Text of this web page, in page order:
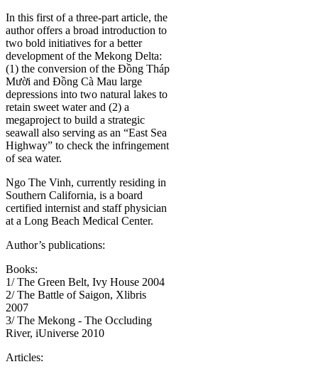
In this first of a three-part article, the
author offers a broad introduction to
two bold initiatives for a better
development of the Mekong Delta:
(1) the conversion of the Đồng Tháp
Mười and Đồng Cà Mau large
depressions into two natural lakes to
retain sweet water and (2) a
megaproject to build a strategic
seawall also serving as an “East Sea
Highway” to check the infringement
of sea water.
Ngo The Vinh, currently residing in
Southern California, is a board
certified internist and staff physician
at a Long Beach Medical Center.
Author’s publications:
Books:
1/ The Green Belt, Ivy House 2004
2/ The Battle of Saigon, Xlibris
2007
3/ The Mekong - The Occluding
River, iUniverse 2010
Articles: